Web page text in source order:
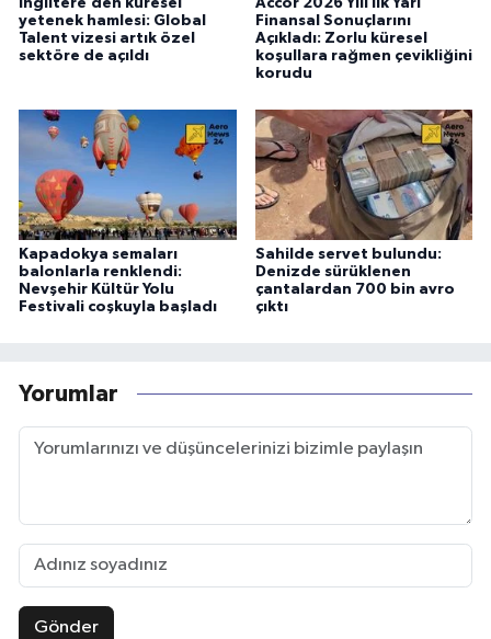
İngiltere’den küresel
yetenek hamlesi: Global
Talent vizesi artık özel
sektöre de açıldı
Accor 2026 Yılı İlk Yarı
Finansal Sonuçlarını
Açıkladı: Zorlu küresel
koşullara rağmen çevikliğini
korudu
Kapadokya semaları
balonlarla renklendi:
Nevşehir Kültür Yolu
Festivali coşkuyla başladı
Sahilde servet bulundu:
Denizde sürüklenen
çantalardan 700 bin avro
çıktı
Yorumlar
Gönder